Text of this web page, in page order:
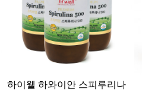
하이웰 하와이안 스피루리나